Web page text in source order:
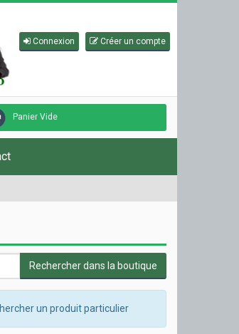
Connexion Créer un compte
Panier Vide
un produit particulier